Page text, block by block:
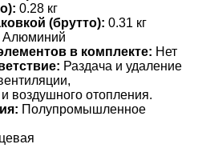
0.28 кг
(брутто): 0.31 кг
Алюминий
в комплекте: Нет
Раздача и удаление
воздушного отопления.
Полупромышленное